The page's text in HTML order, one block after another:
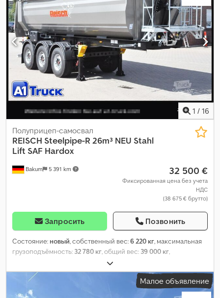
передней шины:385/65 22,5 , размер задней шины:385/65
22,5, кабина водителя:дневная кабина , класс выбросов:нет,
Оборудование:ABS,
1 / 16
Bakum 5 391 km
Полуприцеп-самосвал
REISCH Steelpipe-R 26m³ NEU Stahl
Lift SAF Hardox
32 500 €
Фиксированная цена без учета
НДС
(38 675 € брутто)
Запросить Позвонить
Состояние: новый, собственный вес:6 220 кг, максимальная
грузоподъёмность: 32 780 кг, общий вес: 39 000 кг,
, длина грузового отсека:
ширина пространства для загрузки:2 550 мм, высота
грузового отсека:
, объем грузового пространства:29
м³, общая длина:
, размер шины:
Малое объявление